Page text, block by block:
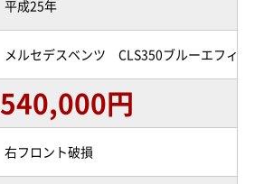
平成25年
メルセデスベンツ CLS350ブルーエフィシ
540,000円
右フロント破損